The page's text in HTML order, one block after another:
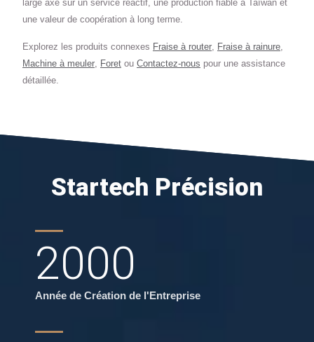
large axé sur un service réactif, une production fiable à Taïwan et
une valeur de coopération à long terme.
Explorez les produits connexes Fraise à router, Fraise à rainure,
Machine à meuler, Foret ou Contactez-nous pour une assistance
détaillée.
Startech Précision
2000
Année de Création de l'Entreprise